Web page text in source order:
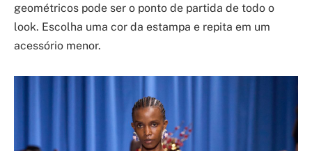
geométricos pode ser o ponto de partida de todo o
look. Escolha uma cor da estampa e repita em um
acessório menor.